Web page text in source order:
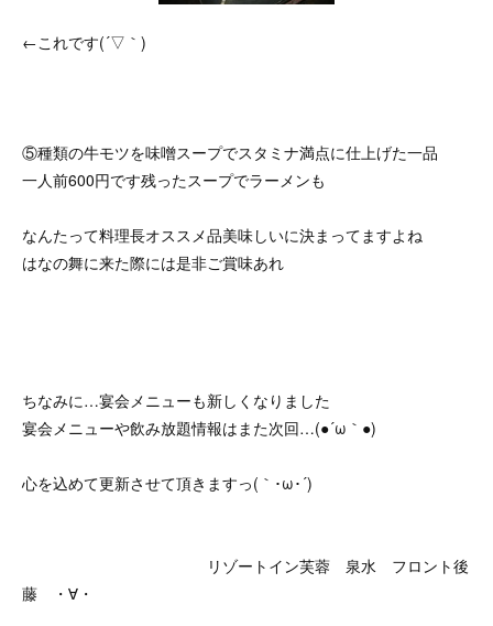
←これです(´▽｀)
⑤種類の牛モツを味噌スープでスタミナ満点に仕上げた一品
一人前600円です残ったスープでラーメンも
なんたって料理長オススメ品美味しいに決まってますよね
はなの舞に来た際には是非ご賞味あれ
ちなみに…宴会メニューも新しくなりました
宴会メニューや飲み放題情報はまた次回…(●´ω｀●)
心を込めて更新させて頂きますっ(｀･ω･´)
リゾートイン芙蓉 泉水 フロント後
藤 ・∀・